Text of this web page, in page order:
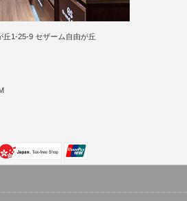
1-25-9 セザーム自由が丘